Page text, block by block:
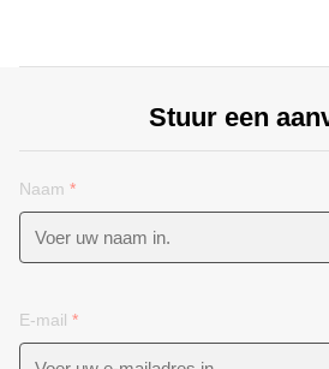
Stuur een
Naam *
E-mail *